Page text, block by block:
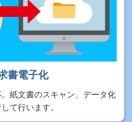
書電子化
紙文書のスキャン、データ化
て行います。